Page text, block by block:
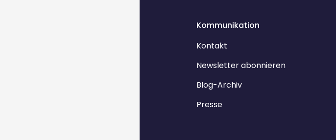
Kommunikation
Kontakt
Newsletter abonnieren
Blog-Archiv
Presse